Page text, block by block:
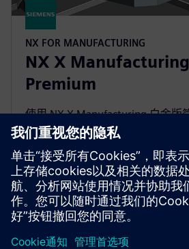
NX FOR MANUFACTURING
NX X
Premium
使用 NX X Manufacturing 白金版
程，以高级版产品为基础，具有由